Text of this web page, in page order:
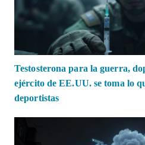
Testosterona para la guerra,
ejército de EE.UU. se toma lo
deportistas